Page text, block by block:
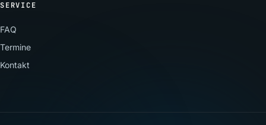
SERVICE
FAQ
Termine
Kontakt